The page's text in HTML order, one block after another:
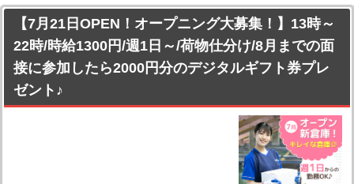
【7月21日OPEN！オープニング大募集！】13時～
22時/時給1300円/週1日～/荷物仕分け/8月までの面
接に参加したら2000円分のデジタルギフト券プレ
ゼント♪